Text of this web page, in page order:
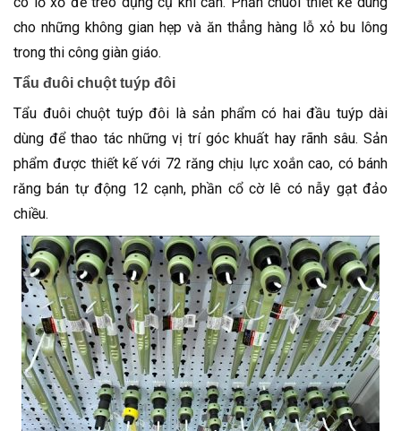
cho những không gian hẹp và ăn thẳng hàng lỗ xỏ bu lông
trong thi công giàn giáo.
Tẩu đuôi chuột tuýp đôi
Tẩu đuôi chuột tuýp đôi là sản phẩm có hai đầu tuýp dài
dùng để thao tác những vị trí góc khuất hay rãnh sâu. Sản
phẩm được thiết kế với 72 răng chịu lực xoắn cao, có bánh
răng bán tự động 12 cạnh, phần cổ cờ lê có nẫy gạt đảo
chiều.